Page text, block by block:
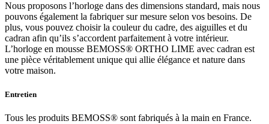
Nous proposons l’horloge dans des dimensions standard, mais nous
pouvons également la fabriquer sur mesure selon vos besoins. De
plus, vous pouvez choisir la couleur du cadre, des aiguilles et du
cadran afin qu’ils s’accordent parfaitement à votre intérieur.
L’horloge en mousse BEMOSS® ORTHO LIME avec cadran est
une pièce véritablement unique qui allie élégance et nature dans
votre maison.
Entretien
Tous les produits BEMOSS® sont fabriqués à la main en France.